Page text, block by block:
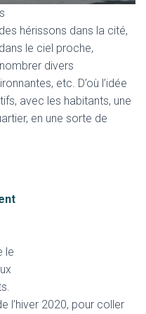
hérissons dans la cité,
le ciel proche,
divers
etc. D’où l’idée
avec les habitants, une
en une sorte de
le
l’hiver 2020, pour coller